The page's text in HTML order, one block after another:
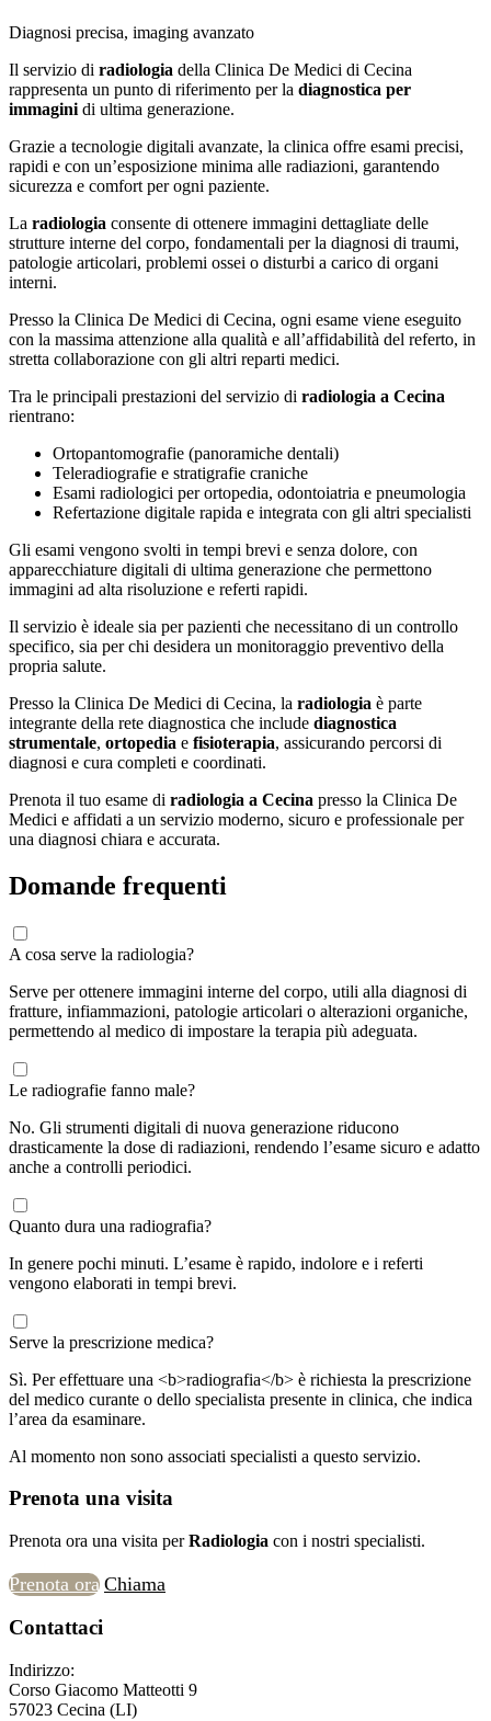
Diagnosi precisa, imaging avanzato
Il servizio di radiologia della Clinica De Medici di Cecina
rappresenta un punto di riferimento per la diagnostica per
immagini di ultima generazione.
Grazie a tecnologie digitali avanzate, la clinica offre esami precisi,
rapidi e con un’esposizione minima alle radiazioni, garantendo
sicurezza e comfort per ogni paziente.
La radiologia consente di ottenere immagini dettagliate delle
strutture interne del corpo, fondamentali per la diagnosi di traumi,
patologie articolari, problemi ossei o disturbi a carico di organi
interni.
Presso la Clinica De Medici di Cecina, ogni esame viene eseguito
con la massima attenzione alla qualità e all’affidabilità del referto, in
stretta collaborazione con gli altri reparti medici.
Tra le principali prestazioni del servizio di radiologia a Cecina
rientrano:
Ortopantomografie (panoramiche dentali)
Teleradiografie e stratigrafie craniche
Esami radiologici per ortopedia, odontoiatria e pneumologia
Refertazione digitale rapida e integrata con gli altri specialisti
Gli esami vengono svolti in tempi brevi e senza dolore, con
apparecchiature digitali di ultima generazione che permettono
immagini ad alta risoluzione e referti rapidi.
Il servizio è ideale sia per pazienti che necessitano di un controllo
specifico, sia per chi desidera un monitoraggio preventivo della
propria salute.
Presso la Clinica De Medici di Cecina, la radiologia è parte
integrante della rete diagnostica che include diagnostica
strumentale, ortopedia e fisioterapia, assicurando percorsi di
diagnosi e cura completi e coordinati.
Prenota il tuo esame di radiologia a Cecina presso la Clinica De
Medici e affidati a un servizio moderno, sicuro e professionale per
una diagnosi chiara e accurata.
Domande frequenti
A cosa serve la radiologia?
Serve per ottenere immagini interne del corpo, utili alla diagnosi di
fratture, infiammazioni, patologie articolari o alterazioni organiche,
permettendo al medico di impostare la terapia più adeguata.
Le radiografie fanno male?
No. Gli strumenti digitali di nuova generazione riducono
drasticamente la dose di radiazioni, rendendo l’esame sicuro e adatto
anche a controlli periodici.
Quanto dura una radiografia?
In genere pochi minuti. L’esame è rapido, indolore e i referti
vengono elaborati in tempi brevi.
Serve la prescrizione medica?
Sì. Per effettuare una <b>radiografia</b> è richiesta la prescrizione
del medico curante o dello specialista presente in clinica, che indica
l’area da esaminare.
Al momento non sono associati specialisti a questo servizio.
Prenota una visita
Prenota ora una visita perRadiologia con i nostri specialisti.
Prenota ora Chiama
Contattaci
Indirizzo:
Corso Giacomo Matteotti 9
57023 Cecina (LI)